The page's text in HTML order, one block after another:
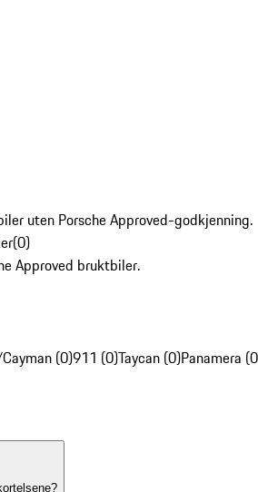
uten Porsche Approved-godkjenning.
(0)
Approved bruktbiler.
(0)911 (0)Taycan (0)Panamera